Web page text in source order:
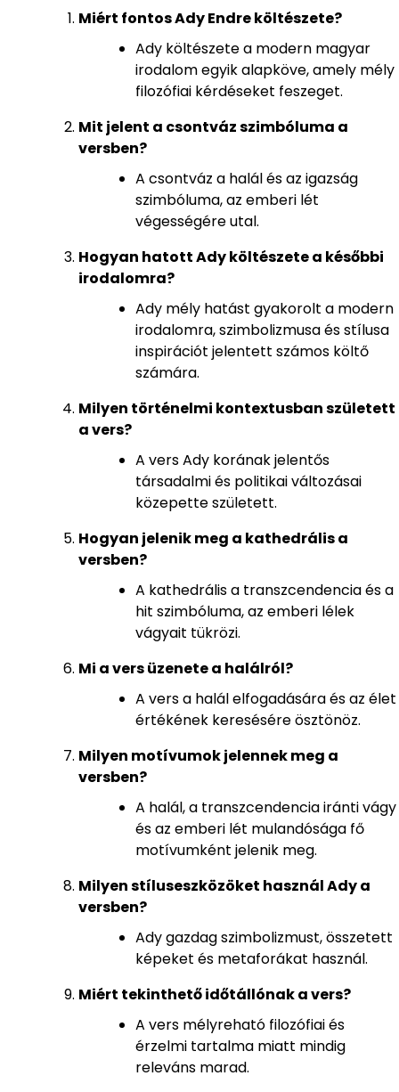
Miért fontos Ady Endre költészete?
Ady költészete a modern magyar
irodalom egyik alapköve, amely mély
filozófiai kérdéseket feszeget.
Mit jelent a csontváz szimbóluma a
versben?
A csontváz a halál és az igazság
szimbóluma, az emberi lét
végességére utal.
Hogyan hatott Ady költészete a későbbi
irodalomra?
Ady mély hatást gyakorolt a modern
irodalomra, szimbolizmusa és stílusa
inspirációt jelentett számos költő
számára.
Milyen történelmi kontextusban született
a vers?
A vers Ady korának jelentős
társadalmi és politikai változásai
közepette született.
Hogyan jelenik meg a kathedrális a
versben?
A kathedrális a transzcendencia és a
hit szimbóluma, az emberi lélek
vágyait tükrözi.
Mi a vers üzenete a halálról?
A vers a halál elfogadására és az élet
értékének keresésére ösztönöz.
Milyen motívumok jelennek meg a
versben?
A halál, a transzcendencia iránti vágy
és az emberi lét mulandósága fő
motívumként jelenik meg.
Milyen stíluseszközöket használ Ady a
versben?
Ady gazdag szimbolizmust, összetett
képeket és metaforákat használ.
Miért tekinthető időtállónak a vers?
A vers mélyreható filozófiai és
érzelmi tartalma miatt mindig
releváns marad.